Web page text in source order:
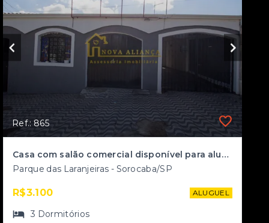
Ref.: 865
Casa com salão comercial disponível para alugar no Parque das Laranjeiras
Parque das Laranjeiras - Sorocaba/SP
R$3.100 ALUGUEL
3 Dormitórios